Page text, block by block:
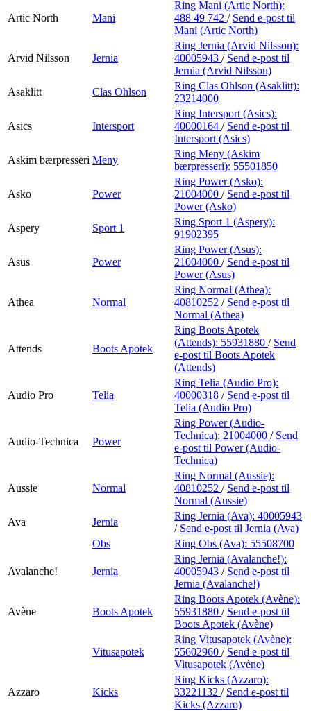
Artic North Mani
Ring Mani (Artic North):
488 49 742 / Send e-post til
Mani (Artic North)
Arvid Nilsson Jernia
Ring Jernia (Arvid Nilsson):
40005943 / Send e-post til
Jernia (Arvid Nilsson)
Asaklitt
Clas Ohlson
Ring Clas Ohlson (Asaklitt):
23214000
Asics Intersport
Ring Intersport (Asics):
40000164 / Send e-post til
Intersport (Asics)
Askim bærpresseri Meny
Ring Meny (Askim
bærpresseri): 55501850
Asko Power
Ring Power (Asko):
21004000 / Send e-post til
Power (Asko)
Aspery
Sport 1
Ring Sport 1 (Aspery):
91902395
Asus Power
Ring Power (Asus):
21004000 / Send e-post til
Power (Asus)
Athea Normal
Ring Normal (Athea):
40810252 / Send e-post til
Normal (Athea)
Attends Boots Apotek
Ring Boots Apotek
(Attends): 55931880 / Send
e-post til Boots Apotek
(Attends)
Audio Pro Telia
Ring Telia (Audio Pro):
40000318 / Send e-post til
Telia (Audio Pro)
Audio-Technica Power
Ring Power (Audio-
Technica): 21004000 / Send
e-post til Power (Audio-
Technica)
Aussie Normal
Ring Normal (Aussie):
40810252 / Send e-post til
Normal (Aussie)
Ava
Jernia
Ring Jernia (Ava): 40005943
/ Send e-post til Jernia (Ava)
Obs
Ring Obs (Ava): 55508700
Avalanche! Jernia
Ring Jernia (Avalanche!):
40005943 / Send e-post til
Jernia (Avalanche!)
Avène Boots Apotek
Ring Boots Apotek (Avène):
55931880 / Send e-post til
Boots Apotek (Avène)
Vitusapotek
Ring Vitusapotek (Avène):
55602960 / Send e-post til
Vitusapotek (Avène)
Azzaro Kicks
Ring Kicks (Azzaro):
33221132 / Send e-post til
Kicks (Azzaro)